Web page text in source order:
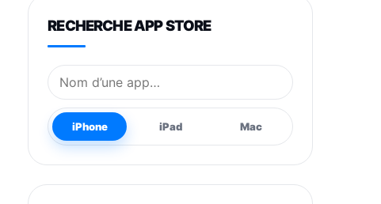
RECHERCHE APP STORE
Nom de l’application
iPhone iPad Mac